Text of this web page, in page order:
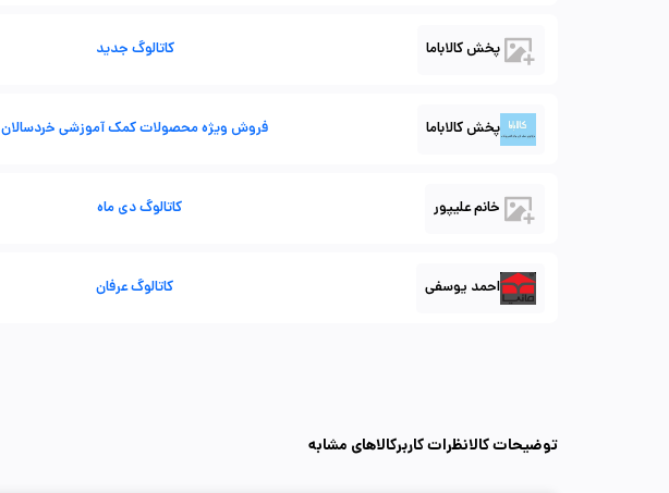
پخش کالاباما کاتالوگ جدید
پخش کالاباما فروش ویژه محصولات کمک آموزشی خردسالان
خانم علیپور کاتالوگ دی ماه
احمد یوسفی کاتالوگ عرفان
توضیحات کالانظرات کاربرکالاهای مشابه